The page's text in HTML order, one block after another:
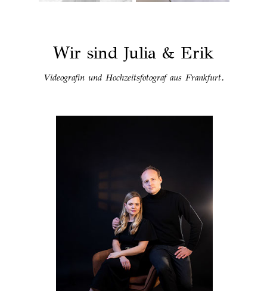
Wir sind Julia & Erik
Videografin und Hochzeitsfotograf aus Frankfurt.